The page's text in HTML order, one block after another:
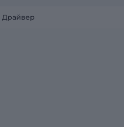
Драйвер